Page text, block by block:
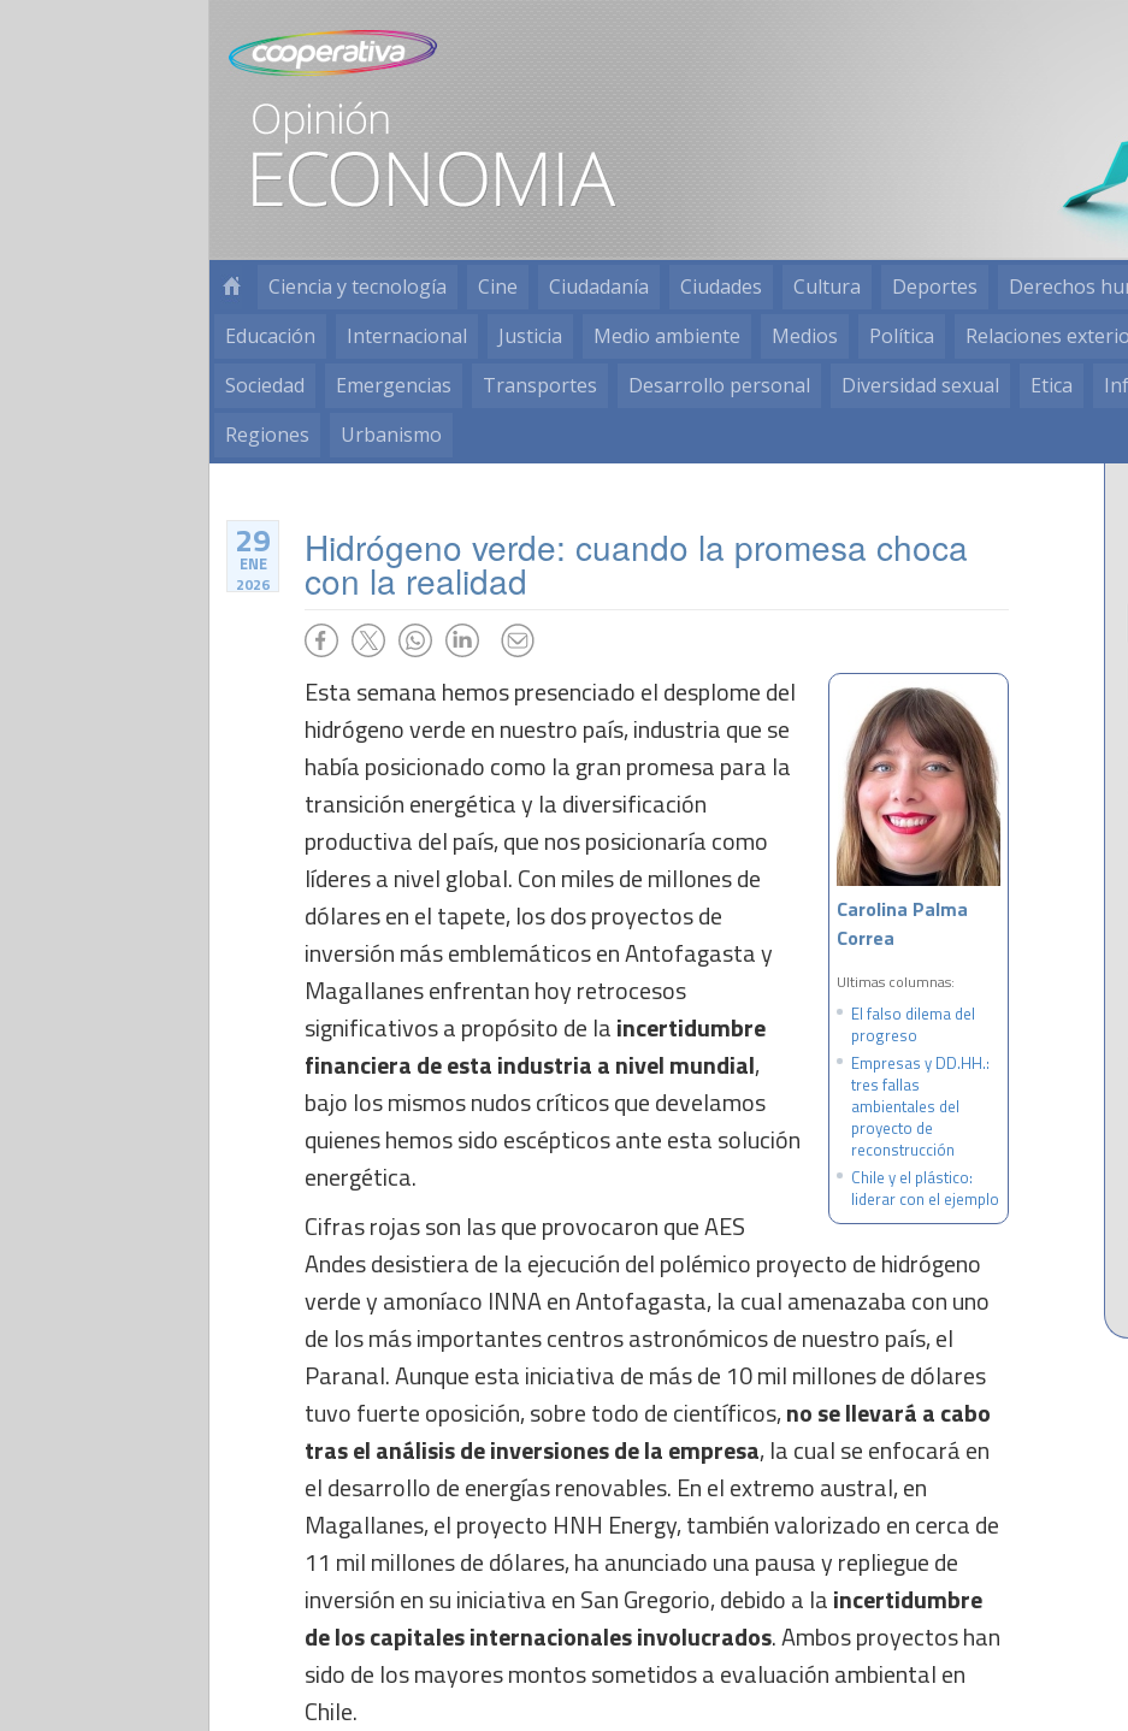
Ciencia y tecnología Cine Ciudadanía Ciudades Cultura Deportes Derechos
Educación
Internacional Justicia Medio ambiente Medios Política Relaciones
Sociedad
Emergencias Transportes Desarrollo personal Diversidad sexual Etica
Regiones
Urbanismo
29
ENE
2026
Hidrógeno verde: cuando la promesa choca
con la realidad
Carolina Palma
Correa
Ultimas columnas:
El falso dilema del
progreso
Empresas y DD.HH.:
tres fallas
ambientales del
proyecto de
reconstrucción
Chile y el plástico:
liderar con el ejemplo
Esta semana hemos presenciado el desplome del
hidrógeno verde en nuestro país, industria que se
había posicionado como la gran promesa para la
transición energética y la diversificación
productiva del país, que nos posicionaría como
líderes a nivel global. Con miles de millones de
dólares en el tapete, los dos proyectos de
inversión más emblemáticos en Antofagasta y
Magallanes enfrentan hoy retrocesos
significativos a propósito de laincertidumbre
financiera de esta industria a nivel mundial,
bajo los mismos nudos críticos que develamos
quienes hemos sido escépticos ante esta solución
energética.
Cifras rojas son las que provocaron que AES
Andes desistiera de la ejecución del polémico proyecto de hidrógeno
verde y amoníaco INNA en Antofagasta, la cual amenazaba con uno
de los más importantes centros astronómicos de nuestro país, el
Paranal. Aunque esta iniciativa de más de 10 mil millones de dólares
tuvo fuerte oposición, sobre todo de científicos,no se llevará a cabo
tras el análisis de inversiones de la empresa, la cual se enfocará en
el desarrollo de energías renovables. En el extremo austral, en
Magallanes, el proyecto HNH Energy, también valorizado en cerca de
11 mil millones de dólares, ha anunciado una pausa y repliegue de
inversión en su iniciativa en San Gregorio, debido a laincertidumbre
de los capitales internacionales involucrados. Ambos proyectos han
sido de los mayores montos sometidos a evaluación ambiental en
Chile.